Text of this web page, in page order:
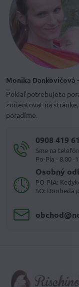
Monika Dankovičová
Pokiaľ potrebujete
zorientovať na
poradíme.
0908 419
Sme na
Po-Pia - 8.00 -
Osobný
PO-PIA:
SO: Doobeda